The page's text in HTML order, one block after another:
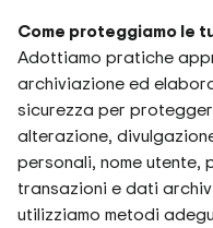
Come proteggiamo le
Adottiamo pratiche
archiviazione ed
sicurezza per
alterazione,
personali, nome utente,
transazioni e dati
utilizziamo metodi